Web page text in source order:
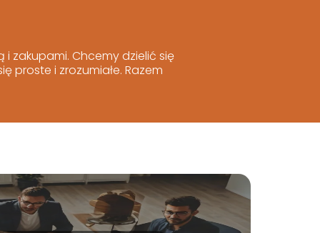
zakupami. Chcemy dzielić się
proste i zrozumiałe. Razem